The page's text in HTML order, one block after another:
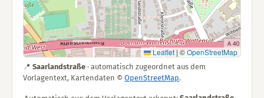
Leaflet| ©OpenStreetMap
📍Saarlandstraße · automatisch zugeordnet aus dem
Vorlagentext, Kartendaten ©OpenStreetMap.